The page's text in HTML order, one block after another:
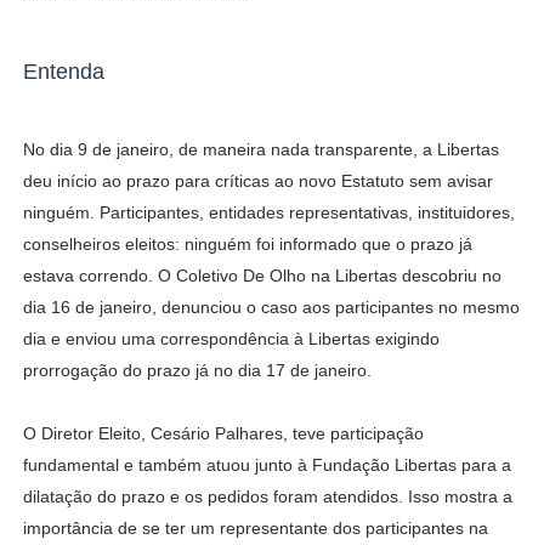
Entenda
No dia 9 de janeiro, de maneira nada transparente, a Libertas
deu início ao prazo para críticas ao novo Estatuto sem avisar
ninguém. Participantes, entidades representativas, instituidores,
conselheiros eleitos: ninguém foi informado que o prazo já
estava correndo. O Coletivo De Olho na Libertas descobriu no
dia 16 de janeiro, denunciou o caso aos participantes no mesmo
dia e enviou uma correspondência à Libertas exigindo
prorrogação do prazo já no dia 17 de janeiro.
O Diretor Eleito, Cesário Palhares, teve participação
fundamental e também atuou junto à Fundação Libertas para a
dilatação do prazo e os pedidos foram atendidos. Isso mostra a
importância de se ter um representante dos participantes na